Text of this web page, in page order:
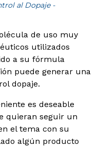
al Dopaje -
de uso muy
utilizados
a su fórmula
puede generar una
dopaje.
es deseable
quieran seguir un
el tema con su
algún producto